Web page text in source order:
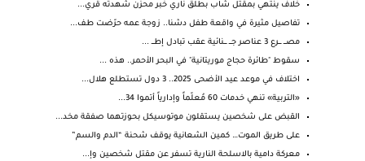
خلاف ينتهي بمقتل شاب بطلق ناري خبر محزن شهدته قري...
تفاصيل مثيرة في واقعة طفل دشنا.. زوجة عمه حرّضت طف...
مصـــ ـــرع 3 عناصر جـــ ـــنائية عقب تبادل إطـــ ...
سقوط "طائرة حجاج موريتانية" في البحر الأحمر.. هذه ...
اختلاف في موعد عيد الأضحى 2025.. 3 دول تستطلع هلال...
«التربية» تنهي خدمات 60 مُعلّماً وإدارياً أتموا 34...
القبض على شخصين يستقلون موتوسيكل بحوزتهما صفقة مخد...
على طريق الموت… كمين الشعانية يوقف شحنة “الدم والسم”
معركة دامية بالاسلحة النارية تسفر عن مقتل شخصين وإ...